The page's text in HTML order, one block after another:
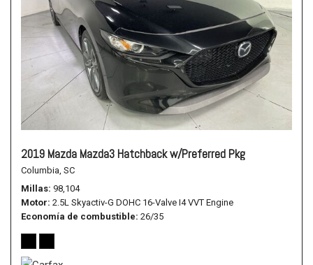
2019 Mazda Mazda3 Hatchback w/Preferred Pkg
Columbia, SC
Millas 98,104
Motor 2.5L Skyactiv-G DOHC 16-Valve I4 VVT Engine
Economía de combustible 26/35